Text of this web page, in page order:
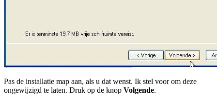
Pas de installatie map aan, als u dat wenst. Ik stel voor om deze
ongewijzigd te laten. Druk op de knop Volgende.